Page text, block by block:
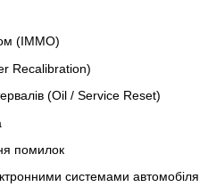
(IMMO)
Recalibration)
(Oil / Service Reset)
помилок
системами автомобіля